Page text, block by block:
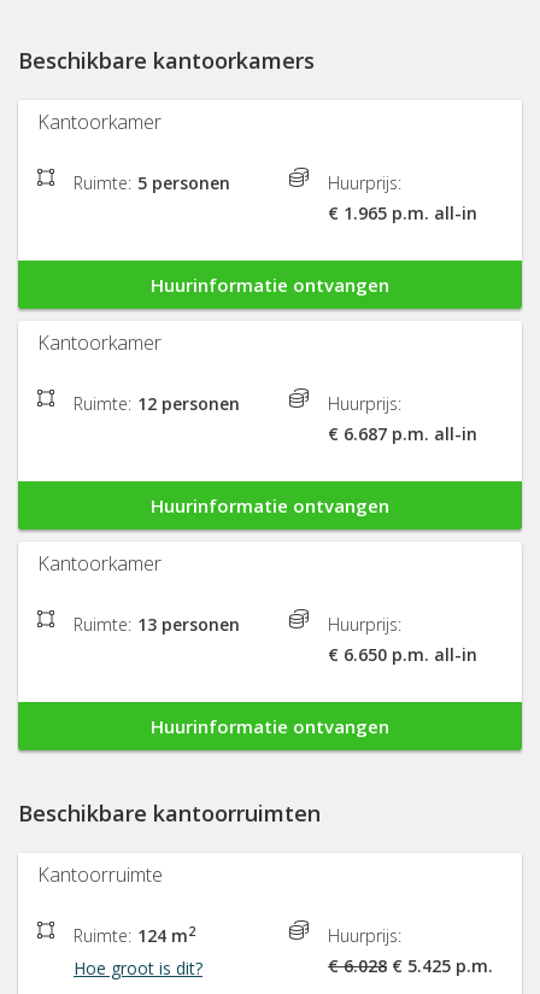
Beschikbare kantoorkamers
Kantoorkamer
Ruimte: 5 personen
Huurprijs:
€ 1.965 p.m. all-in
Huurinformatie ontvangen
Kantoorkamer
Ruimte: 12 personen
Huurprijs:
€ 6.687 p.m. all-in
Huurinformatie ontvangen
Kantoorkamer
Ruimte: 13 personen
Huurprijs:
€ 6.650 p.m. all-in
Huurinformatie ontvangen
Beschikbare kantoorruimten
Kantoorruimte
Ruimte: 124 m2
Hoe groot is dit?
Huurprijs:
€ 6.028 € 5.425 p.m.